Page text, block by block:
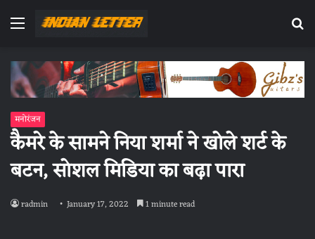
Menu
मनोरंजन
कैमरे के सामने निया शर्मा ने खोले शर्ट के
बटन, सोशल मिडिया का बढ़ा पारा
radmin January 17, 2022 1 minute read